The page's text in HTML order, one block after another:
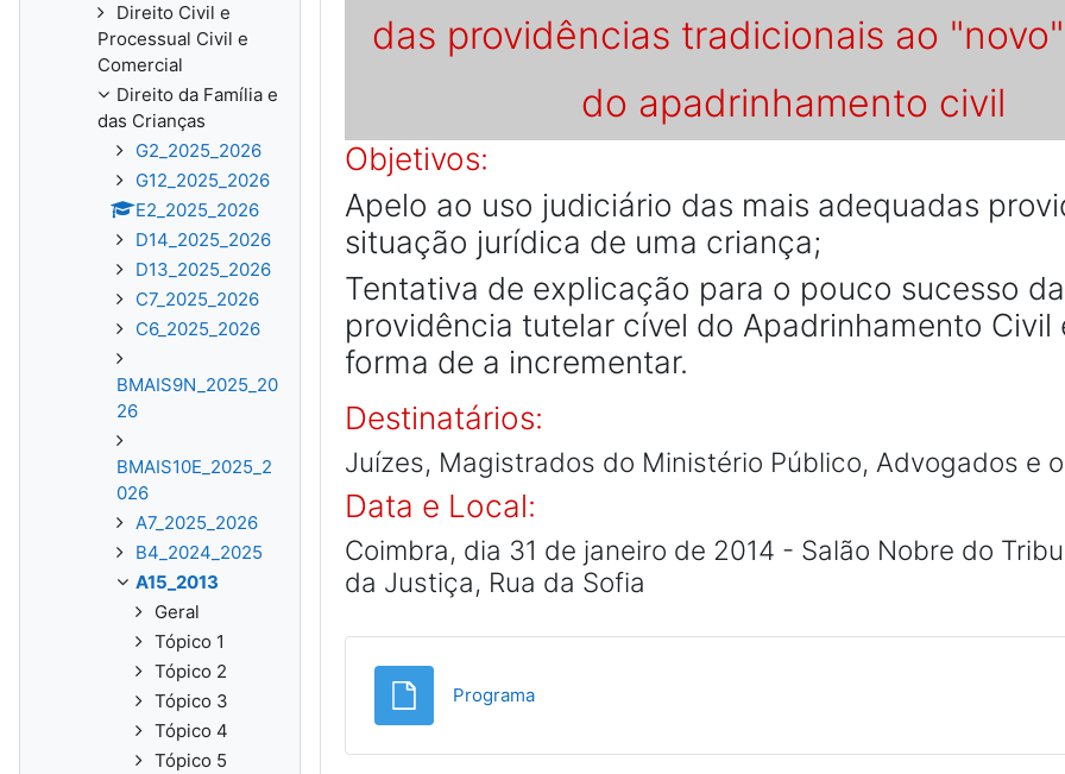
das providências tradicionais ao
do apadrinhamento civil
Objetivos:
Apelo ao uso judiciário das mais adequadas
situação jurídica de uma criança;
Tentativa de explicação para o pouco sucesso
providência tutelar cível do Apadrinhamento
forma de a incrementar.
Destinatários:
Juízes, Magistrados do Ministério Público, Advogados e
Data e Local:
Coimbra, dia 31 de janeiro de 2014 - Salão Nobre do
da Justiça, Rua da Sofia
ProgramaFicheiro
Direito Civil e
Processual Civil e
Comercial
Direito da Família e
das Crianças
G2_2025_2026
G12_2025_2026
E2_2025_2026
D14_2025_2026
D13_2025_2026
C7_2025_2026
C6_2025_2026
BMAIS9N_2025_20
26
BMAIS10E_2025_2
026
A7_2025_2026
B4_2024_2025
A15_2013
Geral
Tópico 1
Tópico 2
Tópico 3
Tópico 4
Tópico 5